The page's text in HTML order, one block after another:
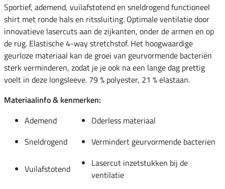
Sportief, ademend, vuilafstotend en sneldrogend functioneel
shirt met ronde hals en ritssluiting. Optimale ventilatie door
innovatieve lasercuts aan de zijkanten, onder de armen en op
de rug. Elastische 4-way stretchstof. Het hoogwaardige
geurloze materiaal kan de groei van geurvormende bacteriën
sterk verminderen, zodat je je ook na een lange dag prettig
voelt in deze longsleeve. 79 % polyester, 21 % elastaan.
Materiaalinfo & kenmerken:
Ademend
Oderless materiaal
Sneldrogend
Vermindert geurvormende bacterien
Vuilafstotend
Lasercut inzetstukken bij de
ventilatie